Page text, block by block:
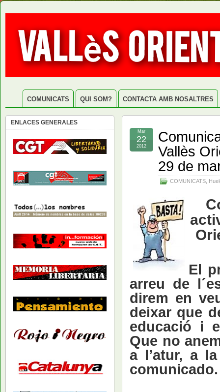
COMUNICATS QUI SOM? CONTACTA AMB NOSALTRES
Vallès
29 de
COMUNICATS
Mar
22
2012
El
arreu de
direm en
deixar que
educació i
Que no
a l’atur, a
comunicado.
ENLACES GENERALES